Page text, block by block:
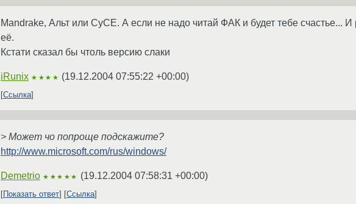
Mandrake, Альт или СуСЕ. А если не надо читай ФАК и будет тебе счастье...
её.
Кстати сказал бы чтоль версию слаки
iRunix ★★★★ (19.12.2004 07:55:22 +00:00)
Ссылка
> Может чо попроще подскажите?
http://www.microsoft.com/rus/windows/
Demetrio ★★★★★ (19.12.2004 07:58:31 +00:00)
Показать ответ Ссылка